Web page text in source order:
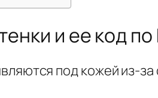
и ее код
под кожей из-